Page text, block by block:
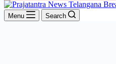
Menu Search